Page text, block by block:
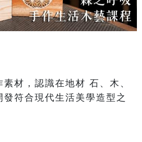
材，認識在地材 石、木、
符合現代生活美學造型之